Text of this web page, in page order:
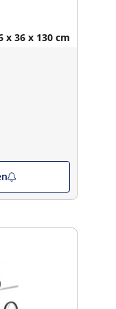
x 36 x 130 cm